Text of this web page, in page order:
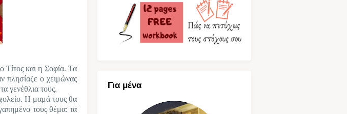
Τίτος και η Σοφία. Τα
πλησίαζε ο χειμώνας
γενέθλια τους.
Η μαμά τους θα
τους θέμα: τα
Για μένα